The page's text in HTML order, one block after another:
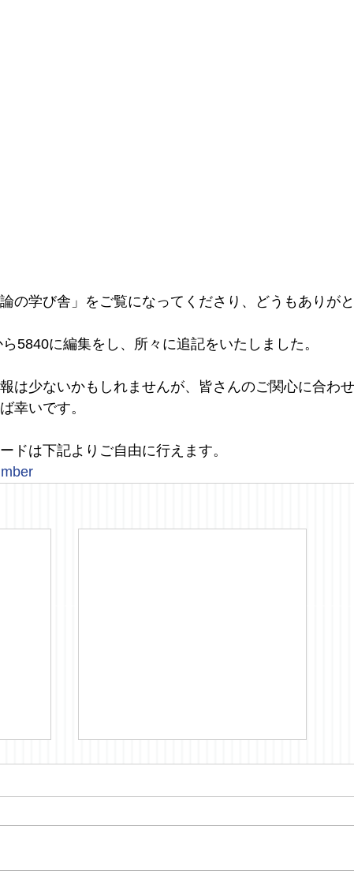
の学び舎」をご覧になってくださり、どうもありがと
5840に編集をし、所々に追記をいたしました。
は少ないかもしれませんが、皆さんのご関心に合わ
幸いです。
ドは下記よりご自由に行えます。